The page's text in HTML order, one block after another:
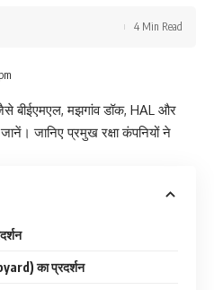
4 Min Read
बीईएमएल, मझगांव डॉक, HAL और
जानिए प्रमुख रक्षा कंपनियों ने
का प्रदर्शन